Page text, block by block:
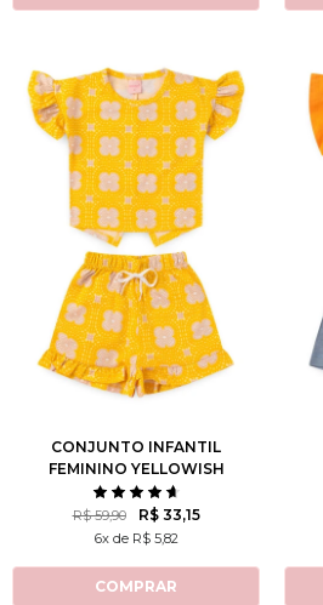
2 3 4 6 8
10 12
CONJUNTO INFANTIL
FEMININO YELLOWISH
R$ 59,90 R$ 33,15
6x de R$ 5,82
COMPRAR